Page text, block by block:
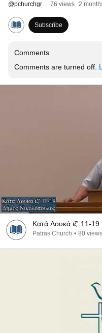
@pchurchgr 76 views 2
Subscribe
Comments
Comments are turned off.
Κατά Λουκά ιζ' 11-19
Patras Church • 80 views